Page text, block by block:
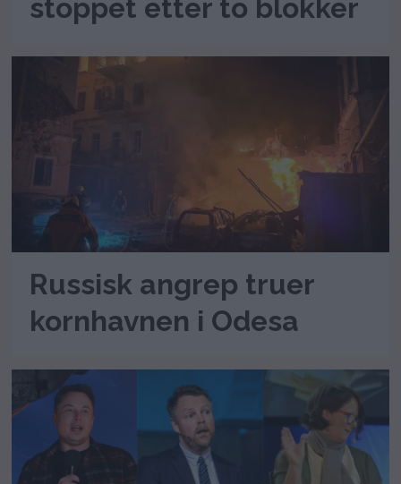
stoppet etter to blokker
Russisk angrep truer
kornhavnen i Odesa